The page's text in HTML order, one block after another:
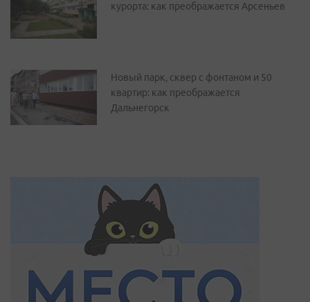
курорта: как преображается Арсеньев
Новый парк, сквер с фонтаном и 50
квартир: как преображается
Дальнегорск